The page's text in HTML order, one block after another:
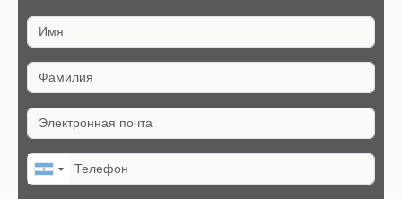
Имя
Фамилия
Электронная почта
Телефон